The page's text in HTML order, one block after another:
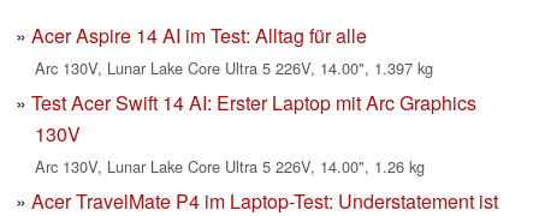
Acer Aspire 14 AI im Test: Alltag für alle
Arc 130V, Lunar Lake Core Ultra 5 226V, 14.00", 1.397 kg
Test Acer Swift 14 AI: Erster Laptop mit Arc Graphics
130V
Arc 130V, Lunar Lake Core Ultra 5 226V, 14.00", 1.26 kg
Acer TravelMate P4 im Laptop-Test: Understatement ist